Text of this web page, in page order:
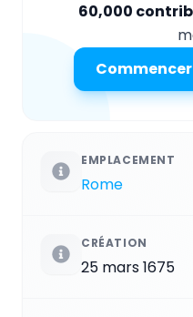
60,000
EMPLACEMENT
Rome
CRÉATION
25 mars 1675